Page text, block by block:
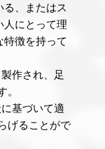
、またはス
人にとって理
徴を持って
作され、足
基づいて適
げることがで